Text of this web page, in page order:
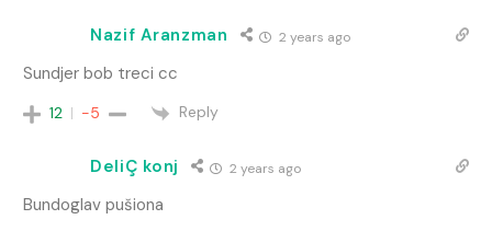
Nazif Aranzman 2 years ago
Sundjer bob treci cc
12 -5 Reply
DeliÇ konj 2 years ago
Bundoglav pušiona